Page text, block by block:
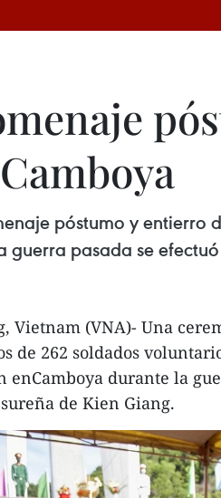
póstumo y entierro
guerra pasada se
Vietnam (VNA)- Una
de 262 soldados
enCamboya durante la
de Kien Giang.